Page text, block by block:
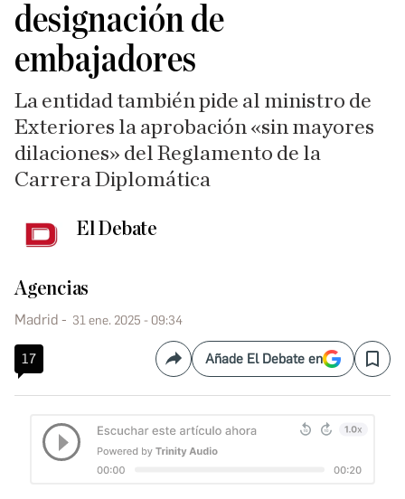
designación de
embajadores
La entidad también pide al ministro de
Exteriores la aprobación «sin mayores
dilaciones» del Reglamento de la
Carrera Diplomática
El Debate
Agencias
Madrid 31 ene. 2025 - 09:34
17 CompartirAñade El Debate en Save